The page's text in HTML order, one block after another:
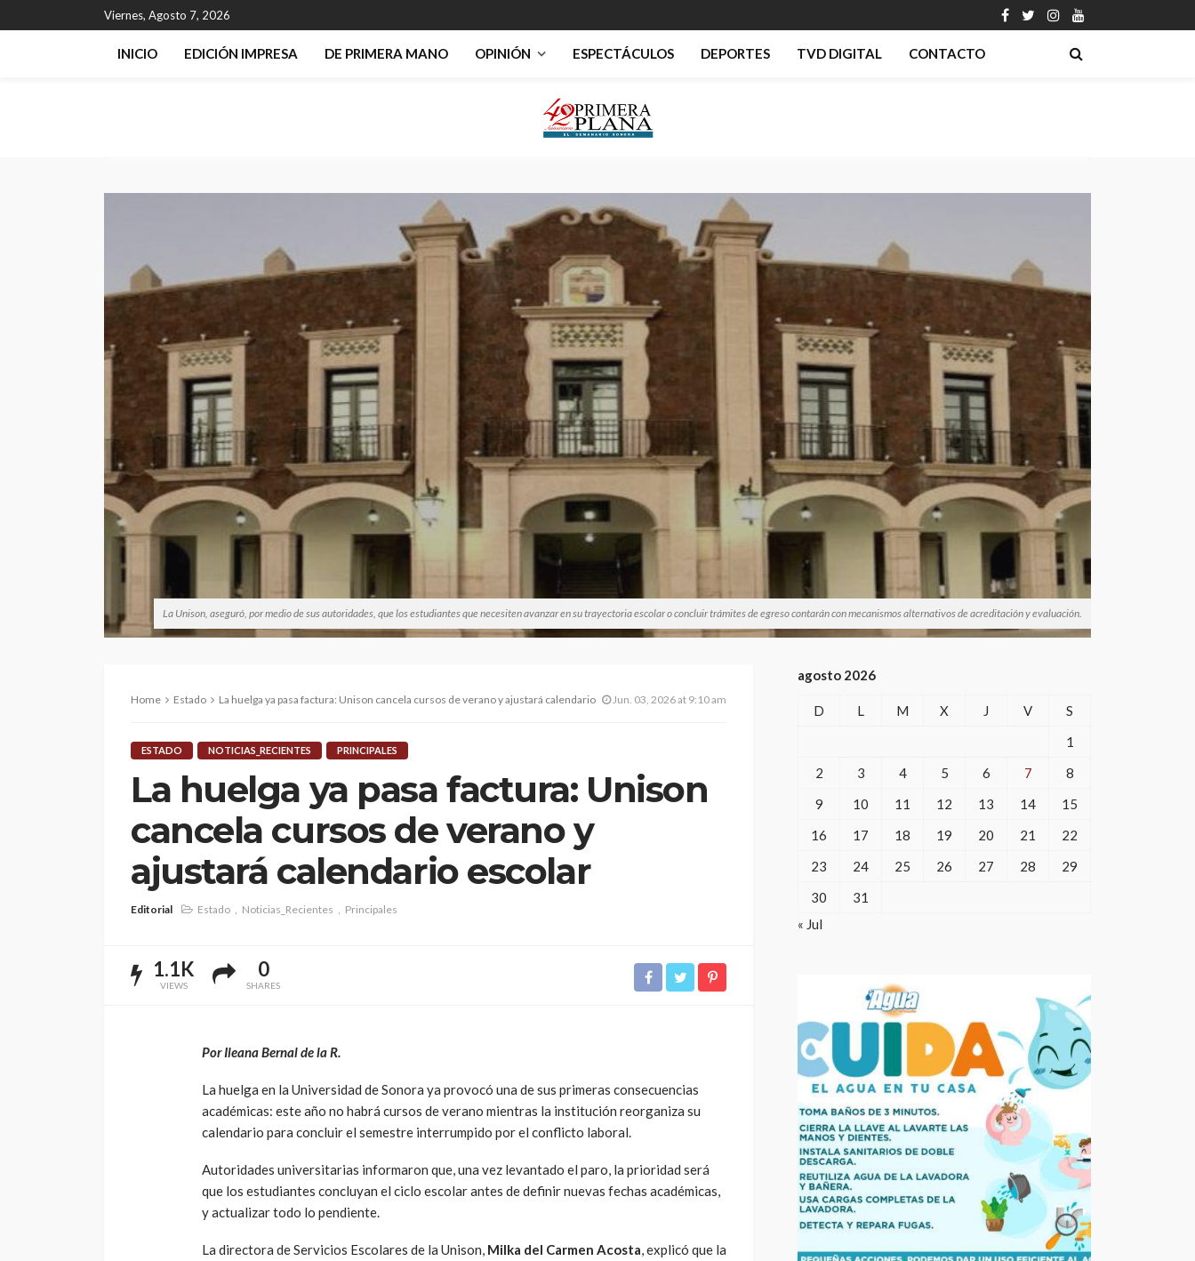
Viernes, Agosto 7, 2026
INICIO EDICIÓN IMPRESA DE PRIMERA MANO OPINIÓN ESPECTÁCULOS DEPORTES TVD DIGITAL CONTACTO
La Unison, aseguró, por medio de sus autoridades, que los estudiantes que necesiten avanzar en su trayectoria escolar o concluir trámites de egreso contarán con mecanismos alternativos de acreditación y evaluación.
Home Estado La huelga ya pasa factura: Unison cancela cursos de verano y ajustará calendario escolarJun. 03, 2026 at 9:10 am
ESTADO NOTICIAS_RECIENTES PRINCIPALES
La huelga ya pasa factura: Unison
cancela cursos de verano y
ajustará calendario escolar
Editorial Estado Noticias_Recientes Principales
1.1K
VIEWS
0
SHARES
Por Ileana Bernal de la R.
La huelga en la Universidad de Sonora ya provocó una de sus primeras consecuencias
académicas: este año no habrá cursos de verano mientras la institución reorganiza su
calendario para concluir el semestre interrumpido por el conflicto laboral.
Autoridades universitarias informaron que, una vez levantado el paro, la prioridad será
que los estudiantes concluyan el ciclo escolar antes de definir nuevas fechas académicas,
y actualizar todo lo pendiente.
La directora de Servicios Escolares de la Unison, Milka del Carmen Acosta, explicó que la
agosto 2026
D L M X J V
S
1
2
3 4 5 6 7
8
9
10 11 12 13 14
15
16
17 18 19 20 21
22
23
24 25 26 27 28
29
30
31
« Jul